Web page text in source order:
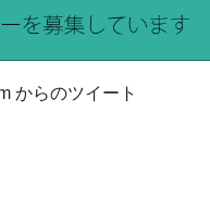
からのツイート